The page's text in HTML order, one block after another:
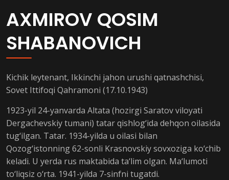
AXMIROV QOSIM
SHABANOVICH
Kichik leytenant, Ikkinchi jahon urushi qatnashchisi,
Sovet Ittifoqi Qahramoni (17.10.1943)
1923-yil 24-yanvarda Altata (hozirgi Saratov viloyati
Dergachevskiy tumani) tatar qishlog‘ida dehqon oilasida
tug‘ilgan. Tatar. 1934-yilda u oilasi bilan
Qozog‘istonning 62-sonli Krasnovskiy sovxoziga ko‘chib
keladi. U yerda rus maktabida ta‘lim olgan. Ma‘lumoti
to‘liqsiz o‘rta. 1941-yilda 7-sinfni tugatdi.